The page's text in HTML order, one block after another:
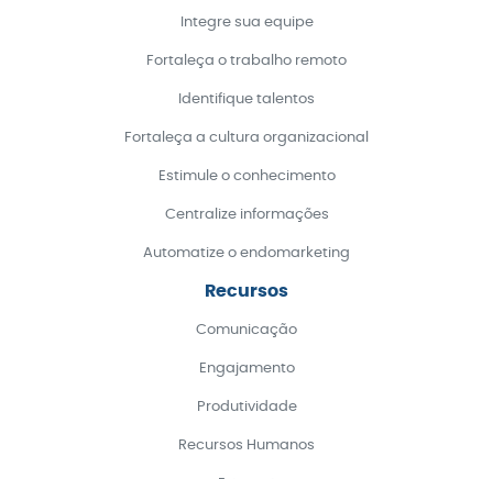
Integre sua equipe
Fortaleça o trabalho remoto
Identifique talentos
Fortaleça a cultura organizacional
Estimule o conhecimento
Centralize informações
Automatize o endomarketing
Recursos
Comunicação
Engajamento
Produtividade
Recursos Humanos